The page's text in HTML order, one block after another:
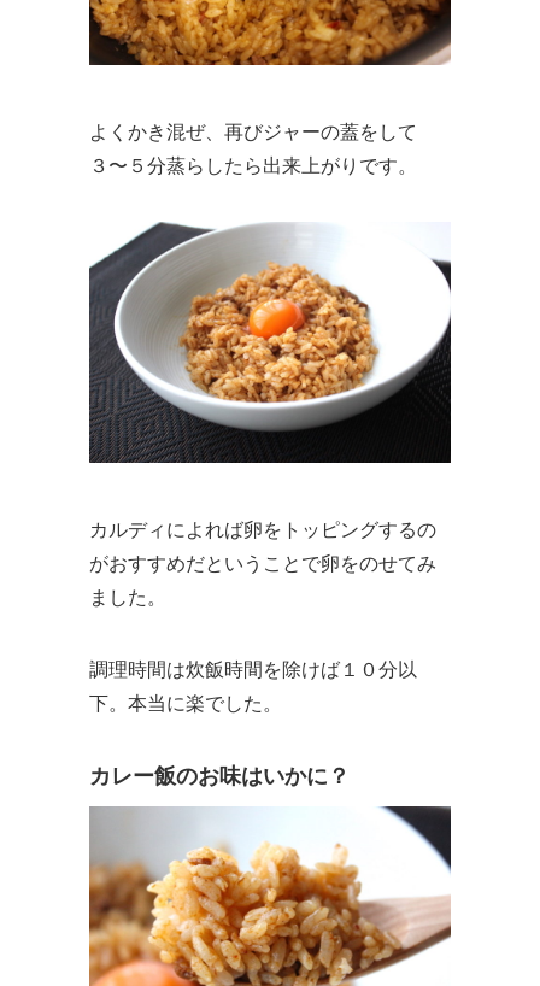
よくかき混ぜ、再びジャーの蓋をして
３〜５分蒸らしたら出来上がりです。
カルディによれば卵をトッピングするの
がおすすめだということで卵をのせてみ
ました。
調理時間は炊飯時間を除けば１０分以
下。本当に楽でした。
カレー飯のお味はいかに？